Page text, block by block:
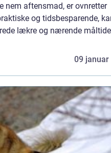
nem aftensmad, er ovnretter
og tidsbesparende,
lækre og nærende
09 januar